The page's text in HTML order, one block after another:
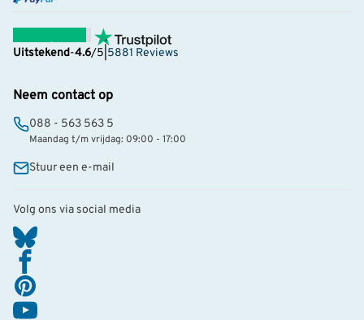
Uitstekend-4.6/5 5881 Reviews
Neem contact op
088 - 563 563 5
Maandag t/m vrijdag: 09:00 - 17:00
Stuur een e-mail
Volg ons via social media